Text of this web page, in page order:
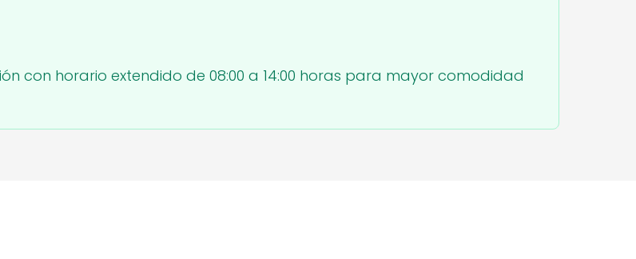
con horario extendido de 08:00 a 14:00 horas para mayor comodidad